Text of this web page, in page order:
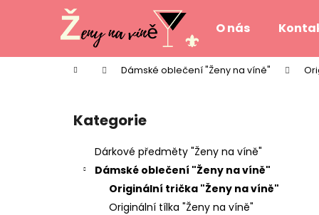
O nás
Domů Dámské oblečení "Ženy na víně"
Přeskočit
kategorie
Kategorie
Dárkové předměty "Ženy na víně"
Dámské oblečení "Ženy na víně"
Originální trička "Ženy na víně"
Originální tílka "Ženy na víně"
í
Zpět
do
Zpět
do